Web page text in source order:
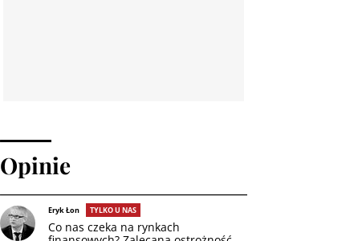
Opinie
Eryk Łon TYLKO U NAS
Co nas czeka na rynkach